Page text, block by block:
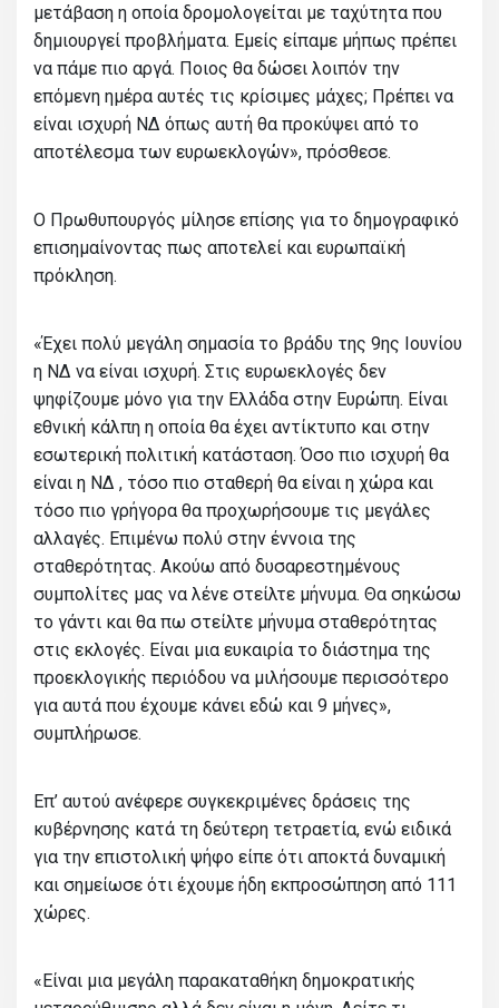
μετάβαση η οποία δρομολογείται με ταχύτητα που
δημιουργεί προβλήματα. Εμείς είπαμε μήπως πρέπει
να πάμε πιο αργά. Ποιος θα δώσει λοιπόν την
επόμενη ημέρα αυτές τις κρίσιμες μάχες; Πρέπει να
είναι ισχυρή ΝΔ όπως αυτή θα προκύψει από το
αποτέλεσμα των ευρωεκλογών», πρόσθεσε.
Ο Πρωθυπουργός μίλησε επίσης για το δημογραφικό
επισημαίνοντας πως αποτελεί και ευρωπαϊκή
πρόκληση.
«Έχει πολύ μεγάλη σημασία το βράδυ της 9ης Ιουνίου
η ΝΔ να είναι ισχυρή. Στις ευρωεκλογές δεν
ψηφίζουμε μόνο για την Ελλάδα στην Ευρώπη. Είναι
εθνική κάλπη η οποία θα έχει αντίκτυπο και στην
εσωτερική πολιτική κατάσταση. Όσο πιο ισχυρή θα
είναι η ΝΔ , τόσο πιο σταθερή θα είναι η χώρα και
τόσο πιο γρήγορα θα προχωρήσουμε τις μεγάλες
αλλαγές. Επιμένω πολύ στην έννοια της
σταθερότητας. Ακούω από δυσαρεστημένους
συμπολίτες μας να λένε στείλτε μήνυμα. Θα σηκώσω
το γάντι και θα πω στείλτε μήνυμα σταθερότητας
στις εκλογές. Είναι μια ευκαιρία το διάστημα της
προεκλογικής περιόδου να μιλήσουμε περισσότερο
για αυτά που έχουμε κάνει εδώ και 9 μήνες»,
συμπλήρωσε.
Επ’ αυτού ανέφερε συγκεκριμένες δράσεις της
κυβέρνησης κατά τη δεύτερη τετραετία, ενώ ειδικά
για την επιστολική ψήφο είπε ότι αποκτά δυναμική
και σημείωσε ότι έχουμε ήδη εκπροσώπηση από 111
χώρες.
«Είναι μια μεγάλη παρακαταθήκη δημοκρατικής